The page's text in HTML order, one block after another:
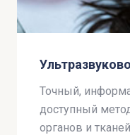
Точный,
доступный
органов и